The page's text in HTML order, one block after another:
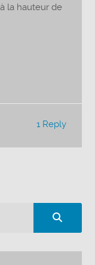
la hauteur de
1 Reply